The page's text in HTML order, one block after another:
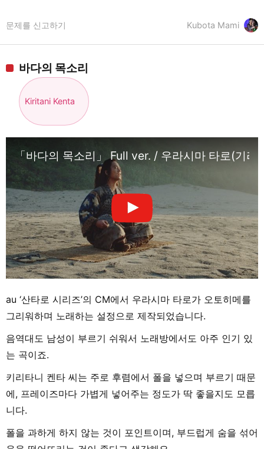
Kubota Mami
문제를 신고하기
바다의 목소리
Kiritani Kenta
「바다의 목소리」 Full ver. / 우라시마 타로(기리
au ‘산타로 시리즈’의 CM에서 우라시마 타로가 오토히메를
그리워하며 노래하는 설정으로 제작되었습니다.
음역대도 남성이 부르기 쉬워서 노래방에서도 아주 인기 있
는 곡이죠.
키리타니 켄타 씨는 주로 후렴에서 폴을 넣으며 부르기 때문
에, 프레이즈마다 가볍게 넣어주는 정도가 딱 좋을지도 모릅
니다.
폴을 과하게 하지 않는 것이 포인트이며, 부드럽게 숨을 섞어